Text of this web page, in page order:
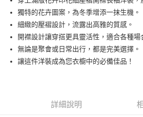
悠遊付
Google Pay
全盈+PAY
AFTEE先享後付是「在收到商品之後才付款」的支
獨特的花卉圖案，為冬季增添一抹生機。
細緻的壓褶設計，流露出高雅的質感。
開襟設計讓穿搭更具靈活性，適合各種場
無論是聚會或日常出行，都是完美選擇。
讓這件洋裝成為您衣櫥中的必備佳品！
詳細說明